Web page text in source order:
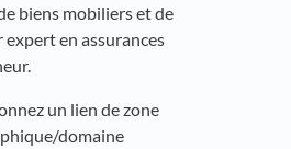
biens mobiliers et de
en assurances
un lien de zone
domaine